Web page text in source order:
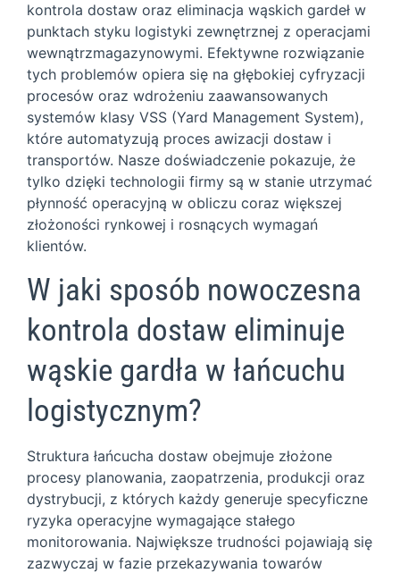
kontrola dostaw oraz eliminacja wąskich gardeł w
punktach styku logistyki zewnętrznej z operacjami
wewnątrzmagazynowymi. Efektywne rozwiązanie
tych problemów opiera się na głębokiej cyfryzacji
procesów oraz wdrożeniu zaawansowanych
systemów klasy VSS (Yard Management System),
które automatyzują proces awizacji dostaw i
transportów. Nasze doświadczenie pokazuje, że
tylko dzięki technologii firmy są w stanie utrzymać
płynność operacyjną w obliczu coraz większej
złożoności rynkowej i rosnących wymagań
klientów.
W jaki sposób nowoczesna
kontrola dostaw eliminuje
wąskie gardła w łańcuchu
logistycznym?
Struktura łańcucha dostaw obejmuje złożone
procesy planowania, zaopatrzenia, produkcji oraz
dystrybucji, z których każdy generuje specyficzne
ryzyka operacyjne wymagające stałego
monitorowania. Największe trudności pojawiają się
zazwyczaj w fazie przekazywania towarów